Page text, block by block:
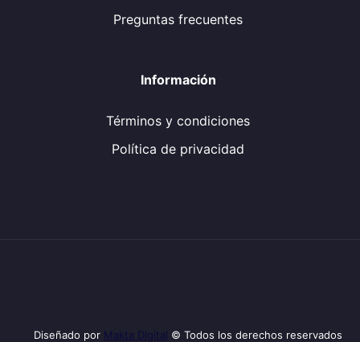
Preguntas frecuentes
Información
Términos y condiciones
Política de privacidad
Diseñado por © Todos los derechos reservados